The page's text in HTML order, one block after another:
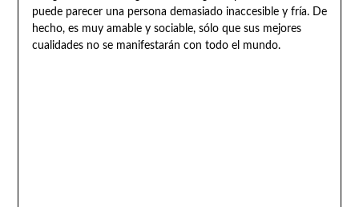
puede parecer una persona demasiado inaccesible y fría. De
hecho, es muy amable y sociable, sólo que sus mejores
cualidades no se manifestarán con todo el mundo.